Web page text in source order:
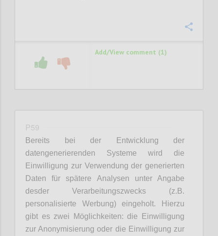
Add/View comment (1)
P59
Bereits bei der Entwicklung der
datengenerierenden Systeme wird die
Einwilligung zur Verwendung der generierten
Daten für spätere Analysen unter Angabe
desder Verarbeitungszwecks (z.B.
personalisierte Werbung) eingeholt. Hierzu
gibt es zwei Möglichkeiten: die Einwilligung
zur Anonymisierung oder die Einwilligung zur